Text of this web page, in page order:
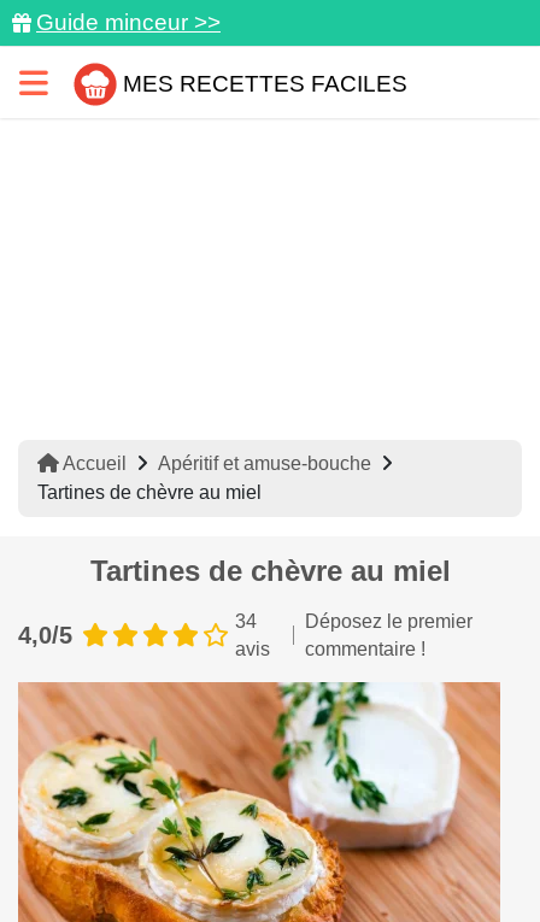
Guide minceur >>
MES RECETTES FACILES
Accueil
Apéritif et amuse-bouche
Tartines de chèvre au miel
Tartines de chèvre au miel
4,0/5
34
avis
Déposez le premier
commentaire !